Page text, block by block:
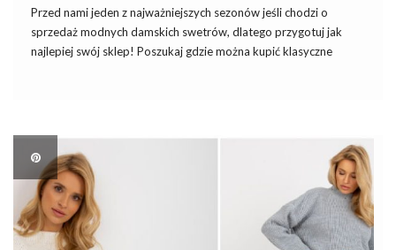
Przed nami jeden z najważniejszych sezonów jeśli chodzi o
sprzedaż modnych damskich swetrów, dlatego przygotuj jak
najlepiej swój sklep! Poszukaj gdzie można kupić klasyczne